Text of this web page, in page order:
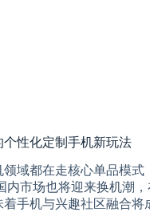
性化定制手机新玩法
域都在走核心单品模
内市场也将迎来换机潮
手机与兴趣社区融合将